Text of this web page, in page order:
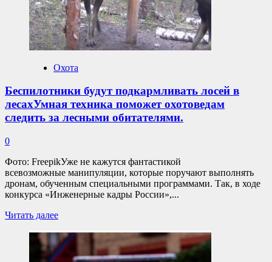
ногуПо
словам
укушенного,
он
не
что
нему
приближается
акула.
Охота
Беспилотники будут подкармливать лосей в
лесахУмная техника поможет охотоведам
следить за лесными обитателями.
0
Фото: FreepikУже не кажутся фантастикой
всевозможные манипуляции, которые поручают выполнять
дронам, обученным специальными программами. Так, в ходе
конкурса «Инженерные кадры России»,...
Читать далееПрочитать
о
Беспилотники
будут